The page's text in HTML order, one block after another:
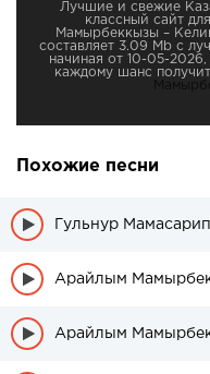
Лучшие и свежие
классный сайт
Мамырбеккызы –
составляет 3.09 Mb с
начиная от 10-05-
каждому шанс
Похожие песни
Арайлым
Арайлым